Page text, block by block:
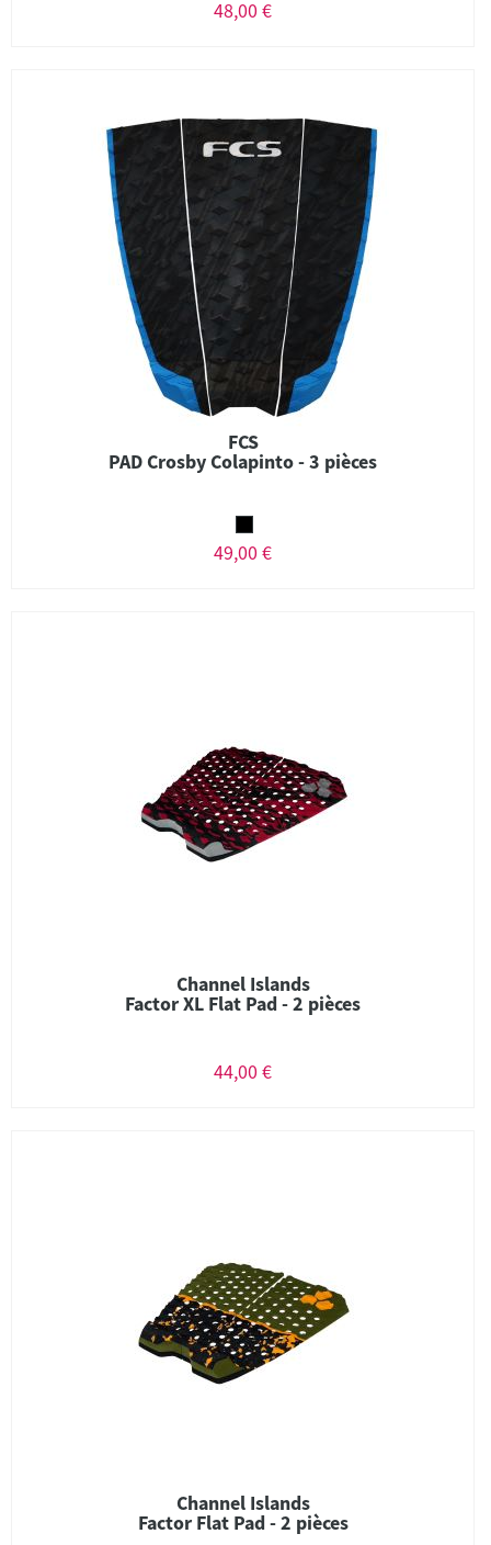
48,00 €
FCS
PAD Crosby Colapinto - 3 pièces
49,00 €
Channel Islands
Factor XL Flat Pad - 2 pièces
44,00 €
Channel Islands
Factor Flat Pad - 2 pièces